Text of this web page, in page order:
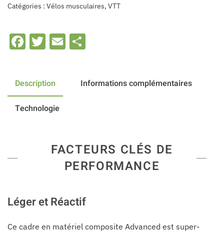
Catégories : Vélos musculaires, VTT
Facebook
Twitter
Email
Description Informations complémentaires
Technologie
FACTEURS CLÉS DE
PERFORMANCE
Léger et Réactif
Ce cadre en matériel composite Advanced est super-